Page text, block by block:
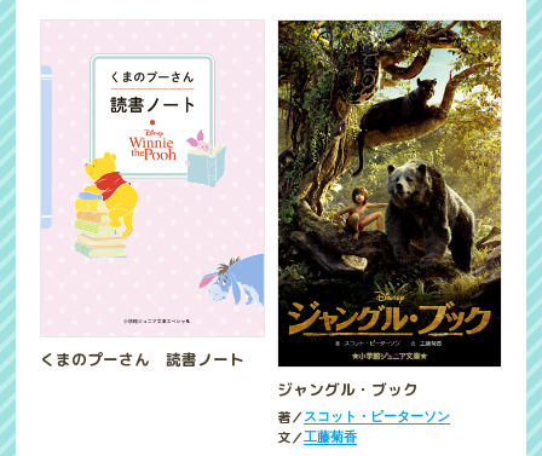
くまのプーさん 読書ノート
ジャングル・ブック
著／スコット・ピーターソン
文／工藤菊香